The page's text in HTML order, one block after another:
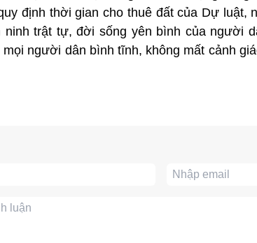
định thời gian cho thuê đất của Dự luật,
ninh trật tự, đời sống yên bình của người
người dân bình tĩnh, không mất cảnh